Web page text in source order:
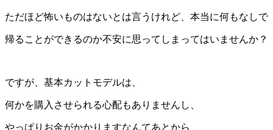
ただほど怖いものはないとは言うけれど、本当に何もなしで
帰ることができるのか不安に思ってしまってはいませんか？
ですが、基本カットモデルは、
何かを購入させられる心配もありませんし、
やっぱりお金がかかりますなんてあとから